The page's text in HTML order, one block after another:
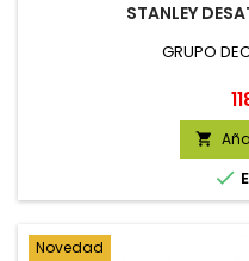
STANLEY
GRUPO


Novedad